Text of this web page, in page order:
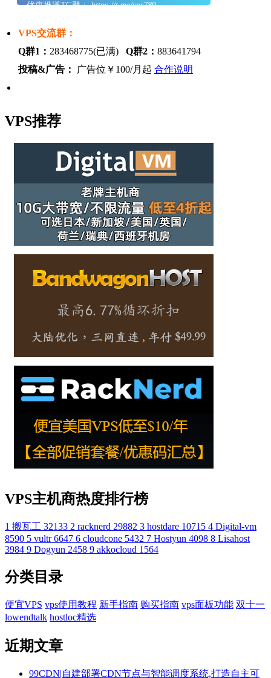
优惠推送TG群：https://t.me/vps789
VPS交流群：
Q群1： 283468775(已满) Q群2： 883641794
投稿&广告： 广告位￥100/月起 合作说明
VPS推荐
VPS主机商热度排行榜
1 搬瓦工 32133 2 racknerd 29882 3 hostdare 10715 4 Digital-vm
8590 5 vultr 6647 6 cloudcone 5432 7 Hostyun 4098 8 Lisahost
3984 9 Dogyun 2458 9 akkocloud 1564
分类目录
便宜VPS vps使用教程 新手指南 购买指南 vps面板功能 双十一
lowendtalk hostloc精选
近期文章
99CDN|自建部署CDN节点与智能调度系统,打造自主可